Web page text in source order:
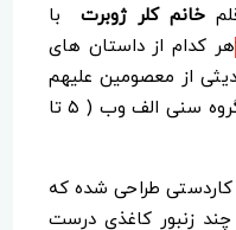
خانم کلر ژوبرت
با
هر کدام از داستان های
از معصومین علیهم
السلام نوشته شده است و برای گروه سنی الف وب ( ۵ تا
طراحی شده که
زنبور کاغذی درست